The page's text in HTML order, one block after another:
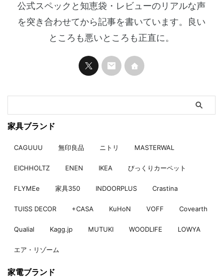
公式スペックと知恵袋・レビューのリアルな声
を突き合わせてから記事を書いています。良い
ところも悪いところも正直に。
家具ブランド
CAGUUU 無印良品 ニトリ MASTERWAL
EICHHOLTZ ENEN IKEA びっくりカーペット
FLYMEe 家具350 INDOORPLUS Crastina
TUISS DECOR +CASA KuHoN VOFF Covearth
Qualial Kagg.jp MUTUKI WOODLIFE LOWYA
エア・リゾーム
家電ブランド